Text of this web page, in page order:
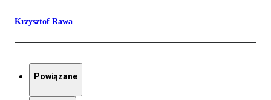
Krzysztof Rawa
Powiązane